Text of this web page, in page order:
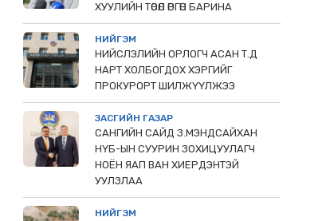
ХУУЛИЙН ТӨСӨЛ ӨРГӨН БАРИНА
НИЙГЭМ
НИЙСЛЭЛИЙН ОРЛОГЧ АСАН Т.Д
НАРТ ХОЛБОГДОХ ХЭРГИЙГ
ПРОКУРОРТ ШИЛЖҮҮЛЖЭЭ
ЗАСГИЙН ГАЗАР
САНГИЙН САЙД З.МЭНДСАЙХАН
НҮБ-ЫН СУУРИН ЗОХИЦУУЛАГЧ
НОЁН ЯАП ВАН ХИЕРДЭНТЭЙ
УУЛЗЛАА
НИЙГЭМ